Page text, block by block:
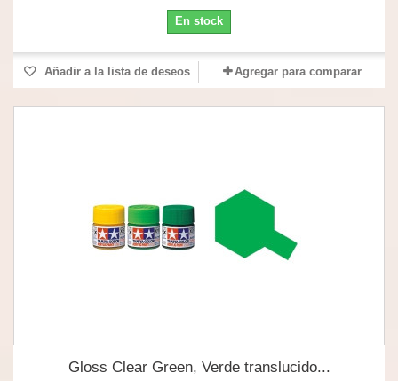
En stock
Añadir a la lista de deseos Agregar para comparar
Gloss Clear Green, Verde translucido...